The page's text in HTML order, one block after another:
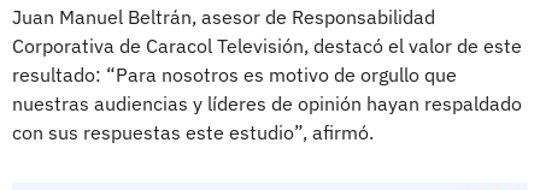
Juan Manuel Beltrán, asesor de Responsabilidad
Corporativa de Caracol Televisión, destacó el valor de este
resultado: “Para nosotros es motivo de orgullo que
nuestras audiencias y líderes de opinión hayan respaldado
con sus respuestas este estudio”, afirmó.